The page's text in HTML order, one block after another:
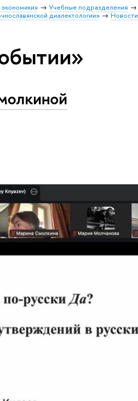
Учебные подразделения
диалектологии» Новости